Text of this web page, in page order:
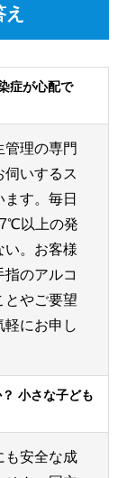
症が心配で
管理の専門
伺いするス
す。毎日
以上の発
い。お客様
のアルコ
とやご要望
軽にお申し
小さな子ども
も安全な成